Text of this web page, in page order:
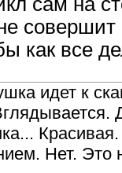
как все
идет к
Красивая.
Нет. Это